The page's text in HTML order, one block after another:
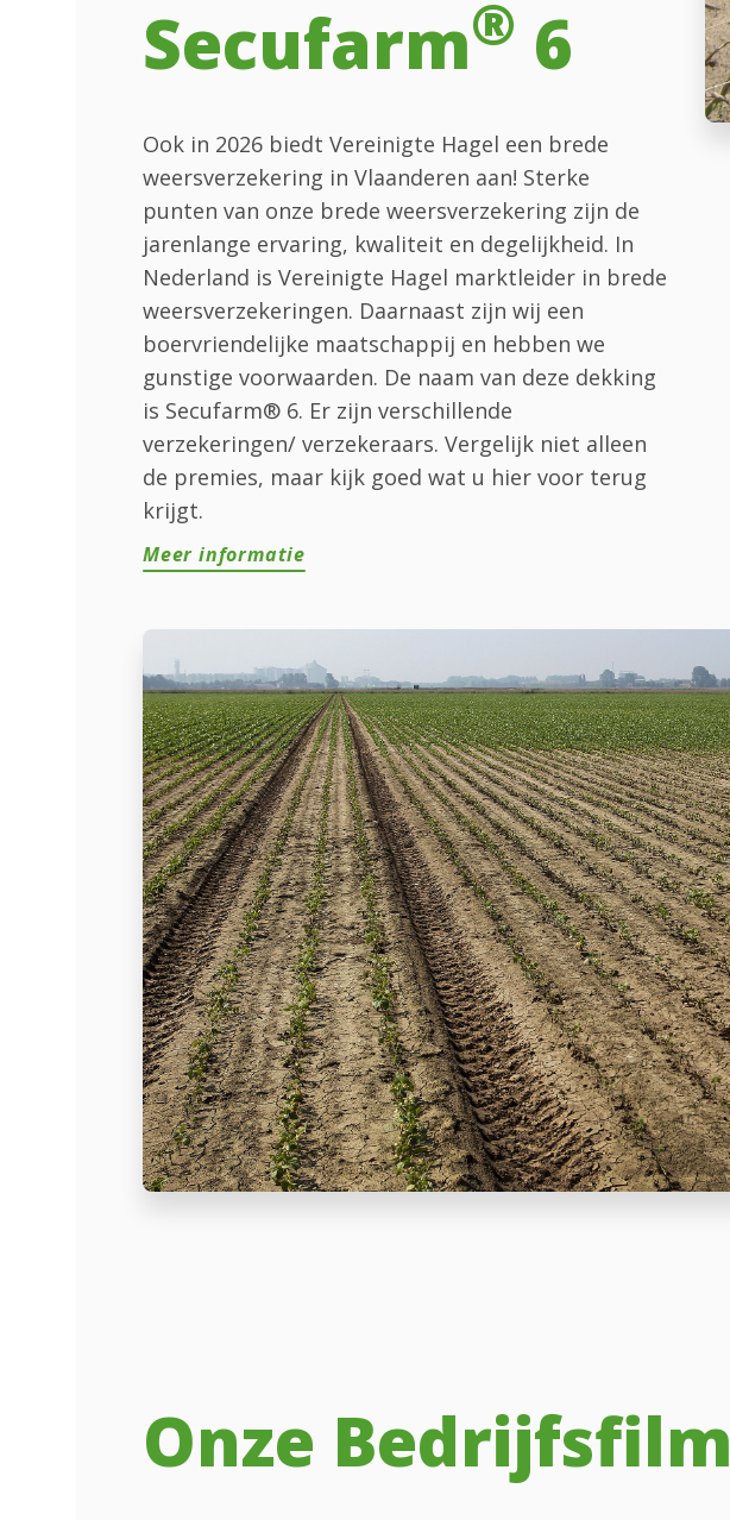
Secufarm® 6
Ook in 2026 biedt Vereinigte Hagel een brede
weersverzekering in Vlaanderen aan! Sterke
punten van onze brede weersverzekering zijn de
jarenlange ervaring, kwaliteit en degelijkheid. In
Nederland is Vereinigte Hagel marktleider in brede
weersverzekeringen. Daarnaast zijn wij een
boervriendelijke maatschappij en hebben we
gunstige voorwaarden. De naam van deze dekking
is Secufarm® 6. Er zijn verschillende
verzekeringen/ verzekeraars. Vergelijk niet alleen
de premies, maar kijk goed wat u hier voor terug
krijgt.
Meer informatie
Onze Bedrijfsfilm